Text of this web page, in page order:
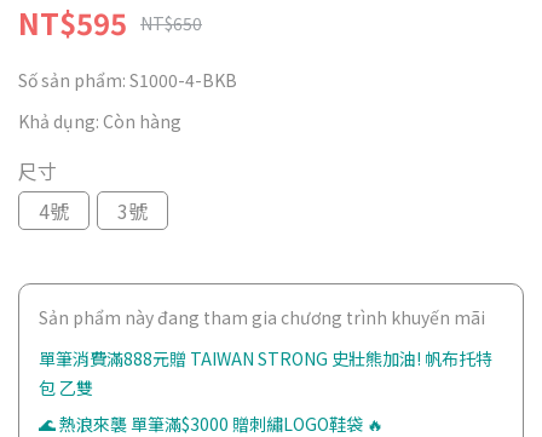
NT$595 NT$650
Số sản phẩm: S1000-4-BKB
Khả dụng: Còn hàng
尺寸
4號
3號
Sản phẩm này đang tham gia chương trình khuyến mãi
單筆消費滿888元贈 TAIWAN STRONG 史壯熊加油! 帆布托特
包 乙雙
🌊 熱浪來襲 單筆滿$3000 贈刺繡LOGO鞋袋 🔥